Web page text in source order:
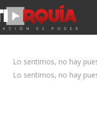
Lo sentimos, no hay
Lo sentimos, no hay